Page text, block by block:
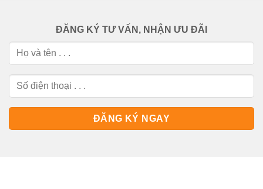
ĐĂNG KÝ TƯ VẤN, NHẬN ƯU ĐÃI